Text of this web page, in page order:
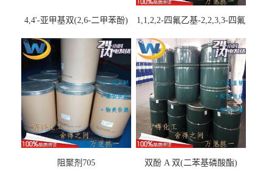
4,4'-亚甲基双(2,6-二甲苯酚)
1,1,2,2-四氟乙基-2,2,3,3-四氟
阻聚剂705 双酚 A 双(二苯基磷酸酯)